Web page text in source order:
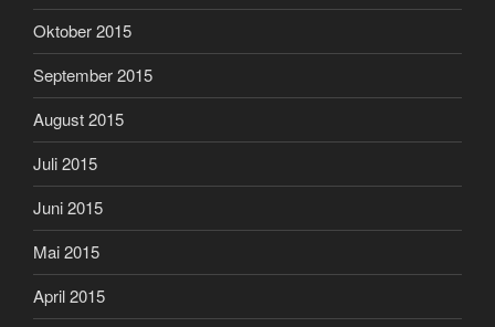
Oktober 2015
September 2015
August 2015
Juli 2015
Juni 2015
Mai 2015
April 2015